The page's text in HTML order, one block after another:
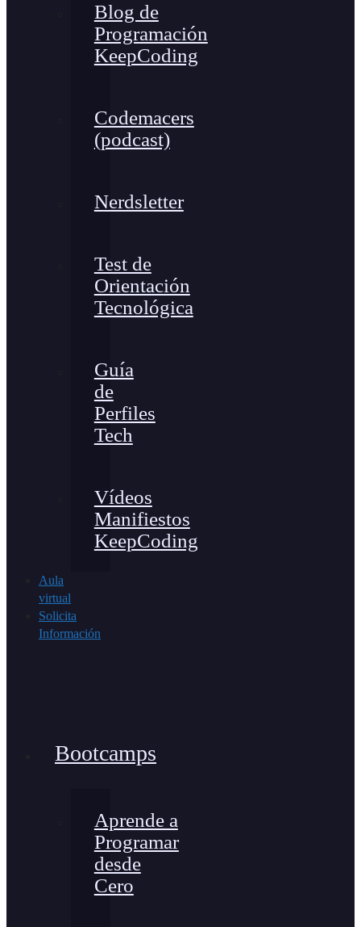
Blog de
Programación
KeepCoding
Codemacers
(podcast)
Nerdsletter
Test de
Orientación
Tecnológica
Guía
de
Perfiles
Tech
Vídeos
Manifiestos
KeepCoding
Aula
virtual
Solicita
Información
Bootcamps
Aprende a
Programar
desde
Cero